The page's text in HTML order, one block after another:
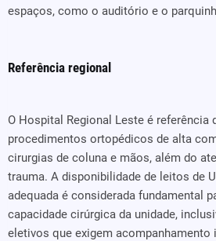
espaços, como o auditório e o
Referência regional
O Hospital Regional Leste é referência
procedimentos ortopédicos de alta
cirurgias de coluna e mãos, além do
trauma. A disponibilidade de leitos de
adequada é considerada fundamental
capacidade cirúrgica da unidade,
eletivos que exigem acompanhamento